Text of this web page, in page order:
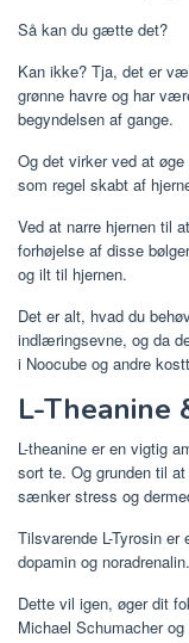
Så kan du gætte det?
Kan ikke? Tja, det er
grønne havre og har
begyndelsen af ​​gange.
Og det virker ved at
som regel skabt af
Ved at narre hjernen til
forhøjelse af disse
og ilt til hjernen.
Det er alt, hvad du
indlæringsevne, og da
i Noocube og andre
L-Theanine
L-theanine er en vigtig
sort te. Og grunden til
sænker stress og
Tilsvarende L-Tyrosin er
dopamin og noradrenalin.
Dette vil igen, øger dit
Michael Schumacher